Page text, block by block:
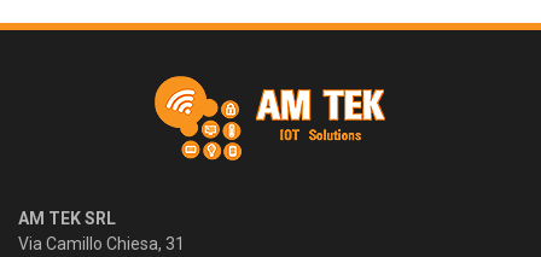
AM TEK SRL
Via Camillo Chiesa, 31